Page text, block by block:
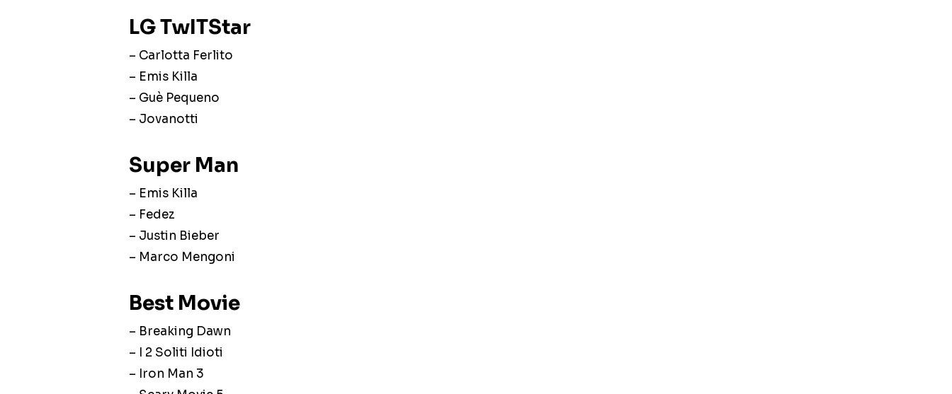
LG TwITStar
– Carlotta Ferlito
– Emis Killa
– Guè Pequeno
– Jovanotti
Super Man
– Emis Killa
– Fedez
– Justin Bieber
– Marco Mengoni
Best Movie
– Breaking Dawn
– I 2 Soliti Idioti
– Iron Man 3